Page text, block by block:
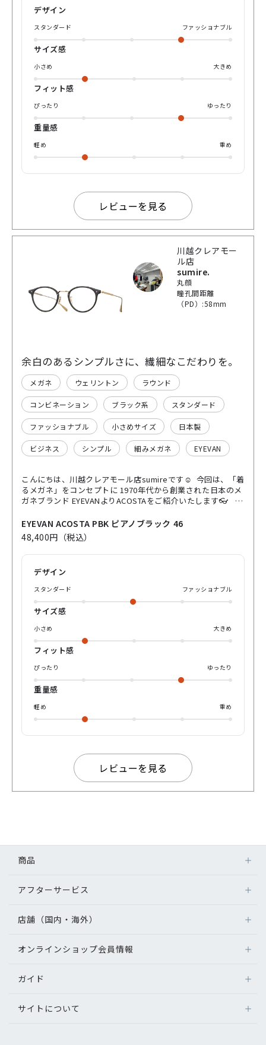
彫刻は細やかで美しく、 シンプルさの中にも目を引く工夫が
なされています。 繊細な見た目と計算された強度で実用性も
デザイン
スタンダード ファッショナブル
サイズ感
小さめ 大きめ
フィット感
ぴったり ゆったり
重量感
軽め 重め
レビューを見る
川越クレアモー
ル店
sumire.
丸顔
瞳孔間距離
（PD）:58mm
余白のあるシンプルさに、繊細なこだわりを。
メガネ ウェリントン ラウンド
コンビネーション ブラック系 スタンダード
ファッショナブル 小さめサイズ 日本製
ビジネス シンプル 細みメガネ EYEVAN
こんにちは、川越クレアモール店sumireです☺︎ 今回は、「着
るメガネ」をコンセプトに 1970年代から創業された日本のメ
ガネブランド EYEVANよりACOSTAをご紹介いたします👓 カ
コンビネーションフレーム！ サイドは上品で繊細、フロント
は存在感のある黒縁デザインで、丸型フレームが初めての方
にもおすすめです◎ ヨロイを最短距離で曲げたミニマルな設
計に、ワンポイントのカシメピンがさりげないアクセント💡
を感じます🪙🔍 ミニマルで繊細なディテールで、日常に溶
け込みつつ 印象を整えてくれる一本です。 是非、パリミキ
店頭またはオンラインショップにてお待ちしております🦤
EYEVAN ACOSTA PBK ピアノブラック 46
48,400円（税込）
デザイン
スタンダード ファッショナブル
サイズ感
小さめ 大きめ
フィット感
ぴったり ゆったり
重量感
軽め 重め
レビューを見る
商品
アフターサービス
店舗（国内・海外）
オンラインショップ会員情報
ガイド
サイトについて